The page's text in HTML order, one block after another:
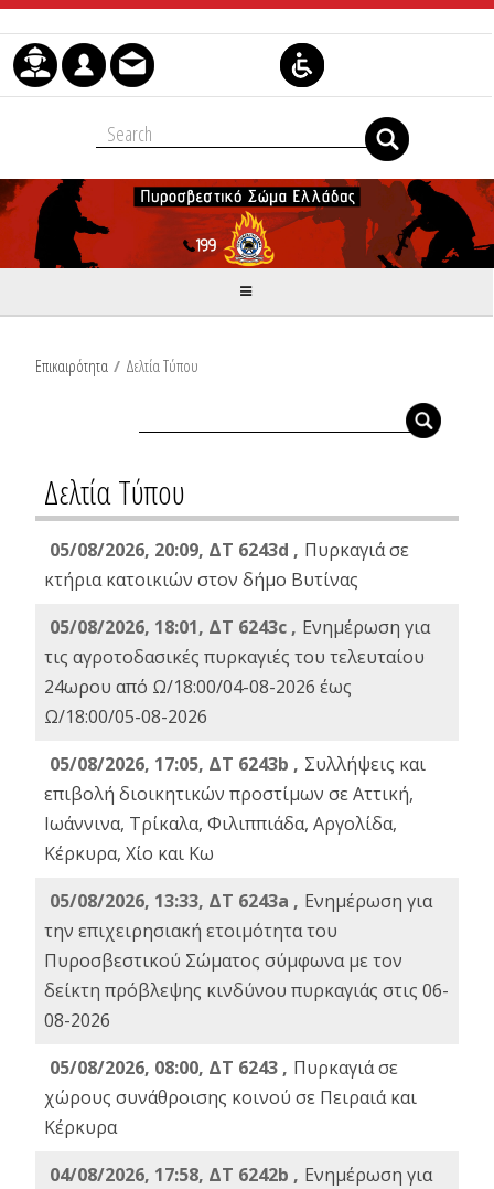
Μετάβαση στο περιεχόμενο
Επικαιρότητα / Δελτία Τύπου
Δελτία Τύπου
05/08/2026, 20:09, ΔΤ 6243d , Πυρκαγιά σε
κτήρια κατοικιών στον δήμο Βυτίνας
05/08/2026, 18:01, ΔΤ 6243c , Ενημέρωση για
τις αγροτοδασικές πυρκαγιές του τελευταίου
24ωρου από Ω/18:00/04-08-2026 έως
Ω/18:00/05-08-2026
05/08/2026, 17:05, ΔΤ 6243b , Συλλήψεις και
επιβολή διοικητικών προστίμων σε Αττική,
Ιωάννινα, Τρίκαλα, Φιλιππιάδα, Αργολίδα,
Κέρκυρα, Χίο και Κω
05/08/2026, 13:33, ΔΤ 6243a , Ενημέρωση για
την επιχειρησιακή ετοιμότητα του
Πυροσβεστικού Σώματος σύμφωνα με τον
δείκτη πρόβλεψης κινδύνου πυρκαγιάς στις 06-
08-2026
05/08/2026, 08:00, ΔΤ 6243 , Πυρκαγιά σε
χώρους συνάθροισης κοινού σε Πειραιά και
Κέρκυρα
04/08/2026, 17:58, ΔΤ 6242b , Ενημέρωση για